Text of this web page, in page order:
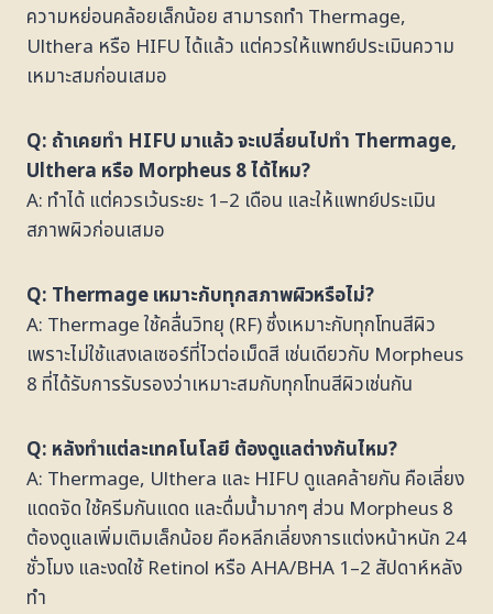
ความหย่อนคล้อยเล็กน้อย สามารถทำ Thermage,
Ulthera หรือ HIFU ได้แล้ว แต่ควรให้แพทย์ประเมินความ
เหมาะสมก่อนเสมอ
Q: ถ้าเคยทำ HIFU มาแล้ว จะเปลี่ยนไปทำ Thermage,
Ulthera หรือ Morpheus 8 ได้ไหม?
A: ทำได้ แต่ควรเว้นระยะ 1–2 เดือน และให้แพทย์ประเมิน
สภาพผิวก่อนเสมอ
Q: Thermage เหมาะกับทุกสภาพผิวหรือไม่?
A: Thermage ใช้คลื่นวิทยุ (RF) ซึ่งเหมาะกับทุกโทนสีผิว
เพราะไม่ใช้แสงเลเซอร์ที่ไวต่อเม็ดสี เช่นเดียวกับ Morpheus
8 ที่ได้รับการรับรองว่าเหมาะสมกับทุกโทนสีผิวเช่นกัน
Q: หลังทำแต่ละเทคโนโลยี ต้องดูแลต่างกันไหม?
A: Thermage, Ulthera และ HIFU ดูแลคล้ายกัน คือเลี่ยง
แดดจัด ใช้ครีมกันแดด และดื่มน้ำมากๆ ส่วน Morpheus 8
ต้องดูแลเพิ่มเติมเล็กน้อย คือหลีกเลี่ยงการแต่งหน้าหนัก 24
ชั่วโมง และงดใช้ Retinol หรือ AHA/BHA 1–2 สัปดาห์หลัง
ทำ